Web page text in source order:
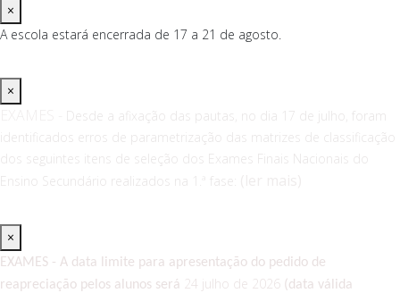
×
A escola estará encerrada de 17 a 21 de agosto.
×
Desde a afixação das pautas, no dia 17 de julho, foram
identificados erros de parametrização das matrizes de classificação
dos seguintes itens de seleção dos Exames Finais Nacionais do
Ensino Secundário realizados na 1.ª fase:
×
EXAMES - A data limite para apresentação do pedido de
reapreciação pelos alunos será 24 julho de 2026 (data válida